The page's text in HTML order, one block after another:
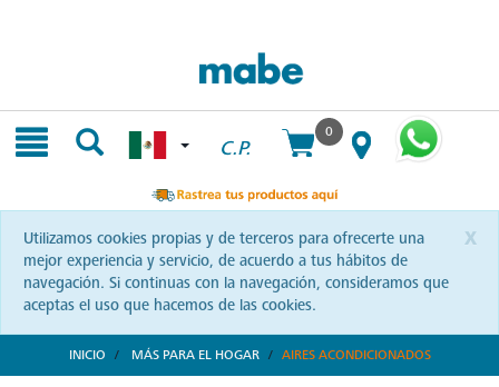
C.P.
0
x
Utilizamos cookies propias y de terceros para ofrecerte una
mejor experiencia y servicio, de acuerdo a tus hábitos de
navegación. Si continuas con la navegación, consideramos que
aceptas el uso que hacemos de las cookies.
INICIO MÁS PARA EL HOGAR AIRES ACONDICIONADOS